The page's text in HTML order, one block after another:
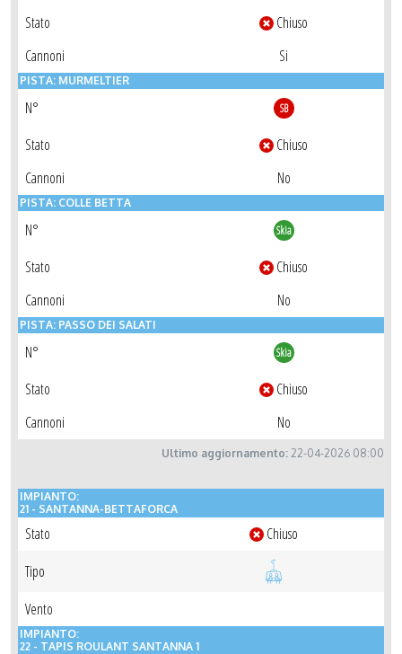
Stato
Chiuso
Cannoni
Si
PISTA: MURMELTIER
N° SB
Stato
Chiuso
Cannoni
No
PISTA: COLLE BETTA
N° Skia
Stato
Chiuso
Cannoni
No
PISTA: PASSO DEI SALATI
N° Skia
Stato
Chiuso
Cannoni
No
Ultimo aggiornamento: 22-04-2026 08:00
IMPIANTO:
21 - SANTANNA-BETTAFORCA
Stato
Chiuso
Tipo
Vento
IMPIANTO:
22 - TAPIS ROULANT SANTANNA 1